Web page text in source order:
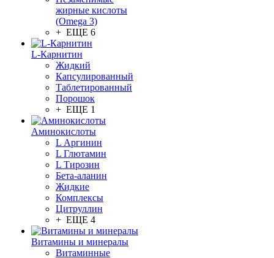
жирные кислоты
(Omega 3)
+ ЕЩЕ 6
L-Карнитин
Жидкий
Капсулированный
Таблетированный
Порошок
+ ЕЩЕ 1
Аминокислоты
L Аргинин
L Глютамин
L Тирозин
Бета-аланин
Жидкие
Комплексы
Цитруллин
+ ЕЩЕ 4
Витамины и минералы
Витаминные